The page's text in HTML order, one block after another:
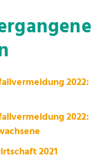
2022:
2022:
2021